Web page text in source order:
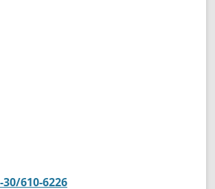
30/610-6226